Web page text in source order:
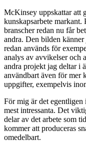
McKinsey uppskattar att
kunskapsarbete
branscher redan nu får
andra. Den bilden
redan används för
analys av avvikelser och
andra projekt jag deltar i
användbart även för mer
uppgifter, exempelvis
För mig är det
mest intressanta. Det
delar av det arbete som
kommer att produceras
omedelbart.